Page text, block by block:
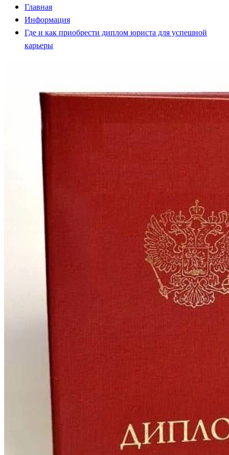
Главная
Информация
Где и как приобрести диплом юриста для успешной
карьеры